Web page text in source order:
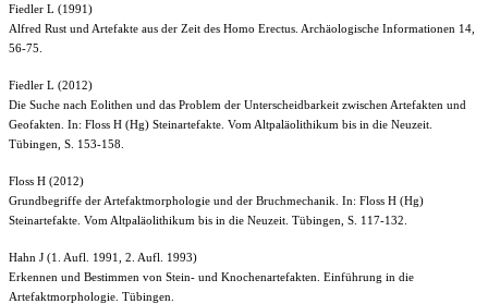
Fiedler L (1991)
Alfred Rust und Artefakte aus der Zeit des Homo Erectus. Archäologische Informationen 14,
56-75.
Fiedler L (2012)
Die Suche nach Eolithen und das Problem der Unterscheidbarkeit zwischen Artefakten und
Geofakten. In: Floss H (Hg) Steinartefakte. Vom Altpaläolithikum bis in die Neuzeit.
Tübingen, S. 153-158.
Floss H (2012)
Grundbegriffe der Artefaktmorphologie und der Bruchmechanik. In: Floss H (Hg)
Steinartefakte. Vom Altpaläolithikum bis in die Neuzeit. Tübingen, S. 117-132.
Hahn J (1. Aufl. 1991, 2. Aufl. 1993)
Erkennen und Bestimmen von Stein- und Knochenartefakten. Einführung in die
Artefaktmorphologie. Tübingen.